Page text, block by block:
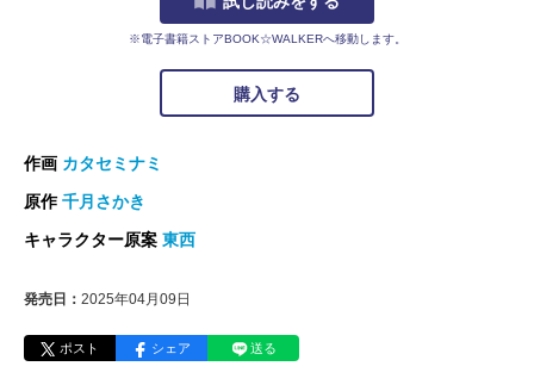
※電子書籍ストアBOOK☆WALKERへ移動します。
購入する
作画 カタセミナミ
原作千月さかき
キャラクター原案 東西
発売日： 2025年04月09日
ポスト シェア 送る